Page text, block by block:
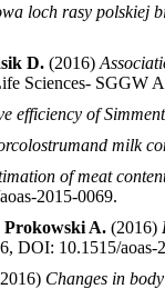
loch rasy polskiej
D. (2016)
Sciences- SGGW
efficiency of
milk
of meat
2015-0069.
Prokowski A. (2016)
DOI: 10.1515/aoas-
Changes in